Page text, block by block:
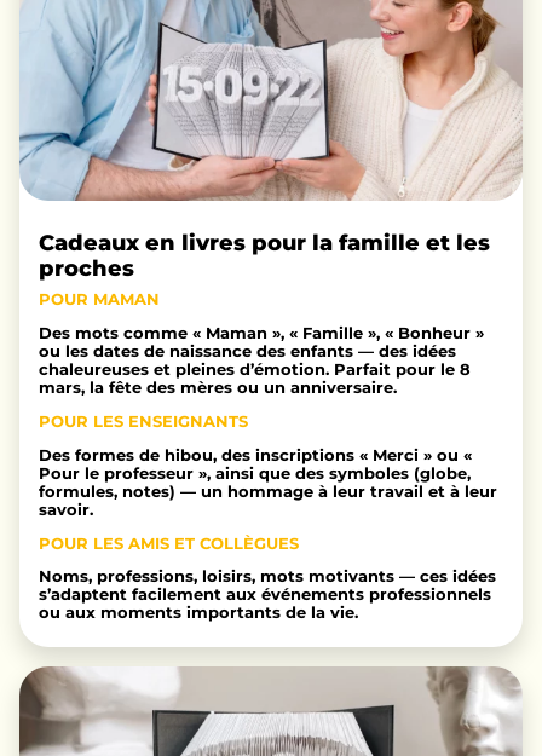
Cadeaux en livres pour la famille et les
proches
POUR MAMAN
Des mots comme « Maman », « Famille », « Bonheur »
ou les dates de naissance des enfants — des idées
chaleureuses et pleines d’émotion. Parfait pour le 8
mars, la fête des mères ou un anniversaire.
POUR LES ENSEIGNANTS
Des formes de hibou, des inscriptions « Merci » ou «
Pour le professeur », ainsi que des symboles (globe,
formules, notes) — un hommage à leur travail et à leur
savoir.
POUR LES AMIS ET COLLÈGUES
Noms, professions, loisirs, mots motivants — ces idées
s’adaptent facilement aux événements professionnels
ou aux moments importants de la vie.